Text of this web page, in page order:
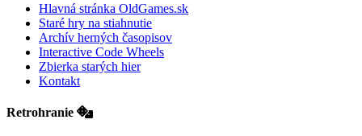
Hlavná stránka OldGames.sk
Staré hry na stiahnutie
Archív herných časopisov
Interactive Code Wheels
Zbierka starých hier
Kontakt
Retrohranie